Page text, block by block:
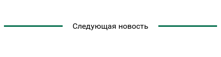
Следующая новость